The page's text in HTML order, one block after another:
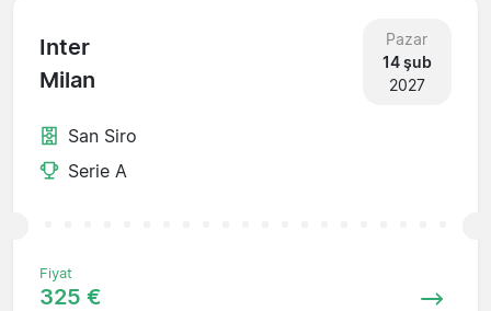
Inter
Milan
Pazar
14 şub
2027
San Siro
Serie A
Fiyat
325 €